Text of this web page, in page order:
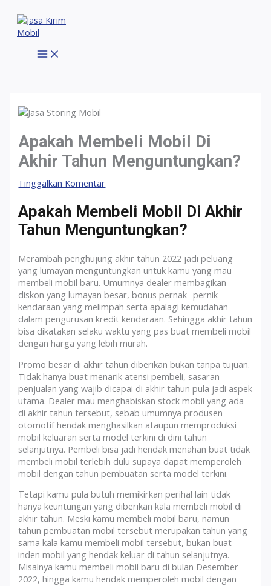
konten
MAIN
MENU
Apakah Membeli Mobil Di
Akhir Tahun Menguntungkan?
Tinggalkan Komentar
Apakah Membeli Mobil Di Akhir
Tahun Menguntungkan?
Merambah penghujung akhir tahun 2022 jadi peluang
yang lumayan menguntungkan untuk kamu yang mau
membeli mobil baru. Umumnya dealer membagikan
diskon yang lumayan besar, bonus pernak- pernik
kendaraan yang melimpah serta apalagi kemudahan
dalam pengurusan kredit kendaraan. Sehingga akhir tahun
bisa dikatakan selaku waktu yang pas buat membeli mobil
dengan harga yang lebih murah.
Promo besar di akhir tahun diberikan bukan tanpa tujuan.
Tidak hanya buat menarik atensi pembeli, sasaran
penjualan yang wajib dicapai di akhir tahun pula jadi aspek
utama. Dealer mau menghabiskan stock mobil yang ada
di akhir tahun tersebut, sebab umumnya produsen
otomotif hendak menghasilkan ataupun memproduksi
mobil keluaran serta model terkini di dini tahun
selanjutnya. Pembeli bisa jadi hendak menahan buat tidak
membeli mobil terlebih dulu supaya dapat memperoleh
mobil dengan tahun pembuatan serta model terkini.
Tetapi kamu pula butuh memikirkan perihal lain tidak
hanya keuntungan yang diberikan kala membeli mobil di
akhir tahun. Meski kamu membeli mobil baru, namun
tahun pembuatan mobil tersebut merupakan tahun yang
sama kala kamu membeli mobil tersebut, bukan buat
inden mobil yang hendak keluar di tahun selanjutnya.
Misalnya kamu membeli mobil baru di bulan Desember
2022, hingga kamu hendak memperoleh mobil dengan